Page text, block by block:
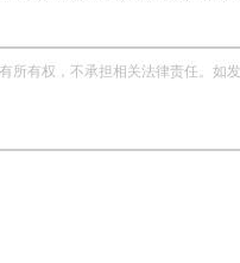
有权，不承担相关法律责任。如